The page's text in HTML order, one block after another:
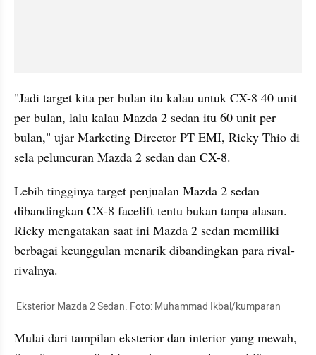
"Jadi target kita per bulan itu kalau untuk CX-8 40 unit
per bulan, lalu kalau Mazda 2 sedan itu 60 unit per
bulan," ujar Marketing Director PT EMI, Ricky Thio di
sela peluncuran Mazda 2 sedan dan CX-8.
Lebih tingginya target penjualan Mazda 2 sedan
dibandingkan CX-8 facelift tentu bukan tanpa alasan.
Ricky mengatakan saat ini Mazda 2 sedan memiliki
berbagai keunggulan menarik dibandingkan para rival-
rivalnya.
Eksterior Mazda 2 Sedan. Foto: Muhammad Ikbal/kumparan
Mulai dari tampilan eksterior dan interior yang mewah,